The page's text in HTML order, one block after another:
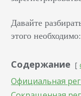
Давайте
этого необходимо:
Содержание
Официальная